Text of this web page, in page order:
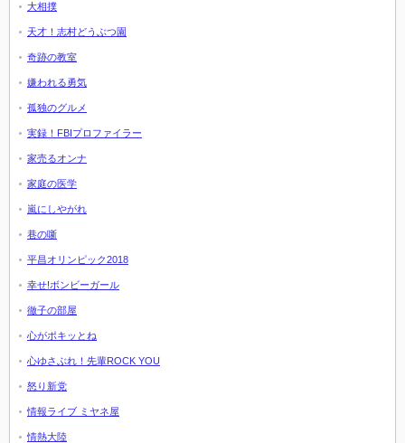
大相撲
天才！志村どうぶつ園
奇跡の教室
嫌われる勇気
孤独のグルメ
実録！FBIプロファイラー
家売るオンナ
家庭の医学
嵐にしやがれ
巷の噺
平昌オリンピック2018
幸せ!ボンビーガール
徹子の部屋
心がポキッとね
心ゆさぶれ！先輩ROCK YOU
怒り新党
情報ライブ ミヤネ屋
情熱大陸